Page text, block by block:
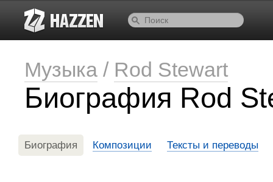
Музыка / Rod Stewart
Биография Rod
Биография Композиции Тексты и переводы